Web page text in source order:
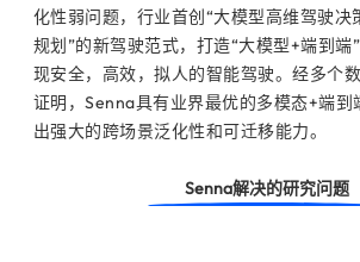
化性弱问题，行业首创“大模型高维驾驶
规划”的新驾驶范式，打造“大模型+端到端
现安全，高效，拟人的智能驾驶。经多个
证明 ，Senna具有业界最优的多模态+端到
出强大的跨场景泛化性和可迁移能力。
Senna解决的研究问题